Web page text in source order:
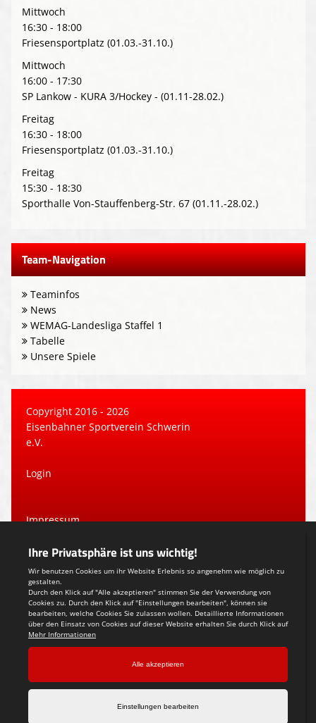
Mittwoch
16:30 - 18:00
Friesensportplatz (01.03.-31.10.)
Mittwoch
16:00 - 17:30
SP Lankow - KURA 3/Hockey - (01.11-28.02.)
Freitag
16:30 - 18:00
Friesensportplatz (01.03.-31.10.)
Freitag
15:30 - 18:30
Sporthalle Von-Stauffenberg-Str. 67 (01.11.-28.02.)
Team-Navigation
Teaminfos
News
WEMAG-Landesliga Staffel 1
Tabelle
Unsere Spiele
Copyright 2016 - 2026
Eisenbahner Sportverein Schwerin
e.V.
Login
Impressum
Teamsports 2
Dein Sportverein online